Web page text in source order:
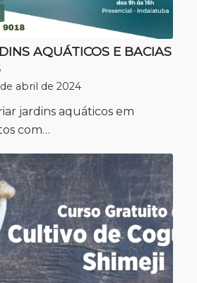
AQUÁTICOS E BACIAS
abril de 2024
jardins aquáticos em
com…